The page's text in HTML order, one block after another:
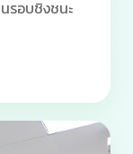
รอบชิงชนะ